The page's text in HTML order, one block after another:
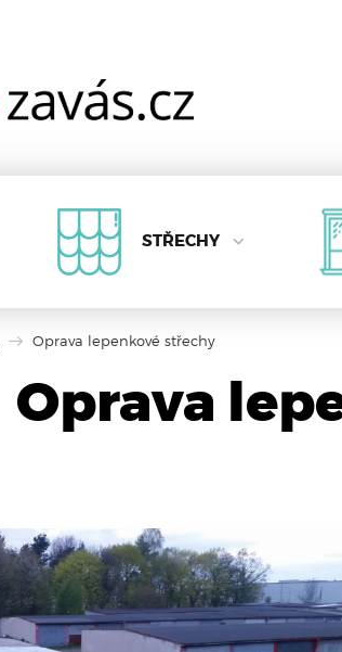
STŘECHY
Oprava lepenkové střechy
Oprava